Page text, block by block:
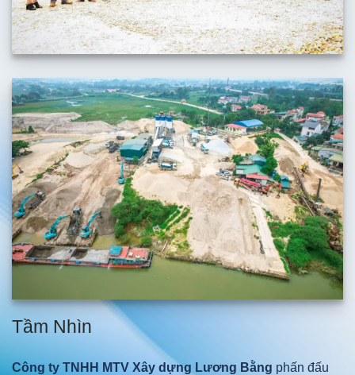
Tầm Nhìn
Công ty TNHH MTV Xây dựng Lương Bằng phấn đấu